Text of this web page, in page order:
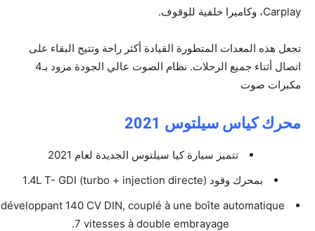
Carplay، وكاميرا خلفية للوقوف.
تجعل هذه المعدات المتطورة القيادة أكثر راحة وتتيح البقاء على
اتصال أثناء جميع الرحلات. نظام الصوت عالي الجودة مزود بـ4
مكبرات صوت
محرك كياس سيلتوس 2021
تتميز سيارة كيا سيلتوس الجديدة لعام 2021
بمحرك وقود (1.4L T- GDI (turbo + injection directe
développant 140 CV DIN, couplé à une boîte automatique
7 vitesses à double embrayage.